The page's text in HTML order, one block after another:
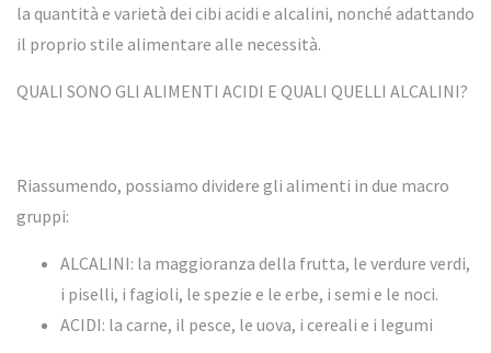
la quantità e varietà dei cibi acidi e alcalini, nonché adattando
il proprio stile alimentare alle necessità.
QUALI SONO GLI ALIMENTI ACIDI E QUALI QUELLI ALCALINI?
Riassumendo, possiamo dividere gli alimenti in due macro
gruppi:
ALCALINI: la maggioranza della frutta, le verdure verdi,
i piselli, i fagioli, le spezie e le erbe, i semi e le noci.
ACIDI: la carne, il pesce, le uova, i cereali e i legumi